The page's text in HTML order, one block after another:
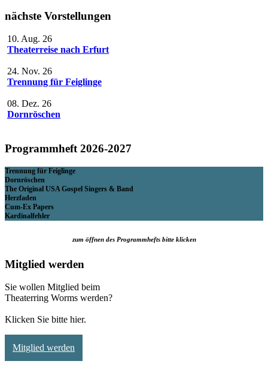
nächste Vorstellungen
10. Aug. 26
Theaterreise nach Erfurt
24. Nov. 26
Trennung für Feiglinge
08. Dez. 26
Dornröschen
Programmheft 2026-2027
Trennung für Feiglinge
Dornröschen
The Original USA Gospel Singers & Band
Herzfaden
Cum-Ex Papers
Kardinalfehler
zum öffnen des Programmhefts bitte klicken
Mitglied werden
Sie wollen Mitglied beim
Theaterring Worms werden?
Klicken Sie bitte hier.
Mitglied werden